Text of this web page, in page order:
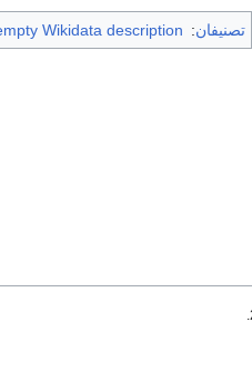
تصنيفان:
Wikidata description